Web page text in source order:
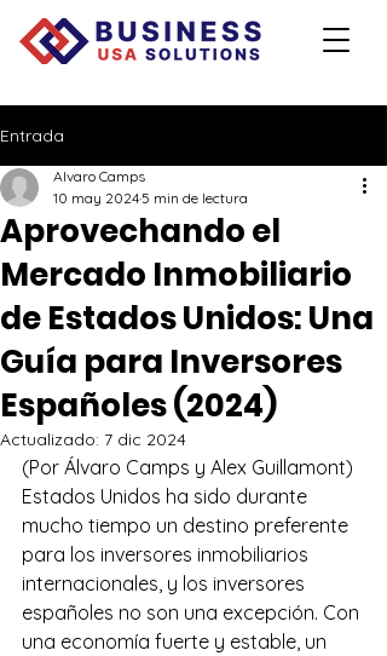
Entrada
Aprovechando el
Mercado Inmobiliario
de Estados Unidos: Una
Guía para Inversores
Españoles (2024)
Alvaro Camps
10 may 20245 min de lectura
Actualizado: 7 dic 2024
(Por Álvaro Camps y Alex Guillamont)
Estados Unidos ha sido durante
mucho tiempo un destino preferente
para los inversores inmobiliarios
internacionales, y los inversores
españoles no son una excepción. Con
una economía fuerte y estable, un